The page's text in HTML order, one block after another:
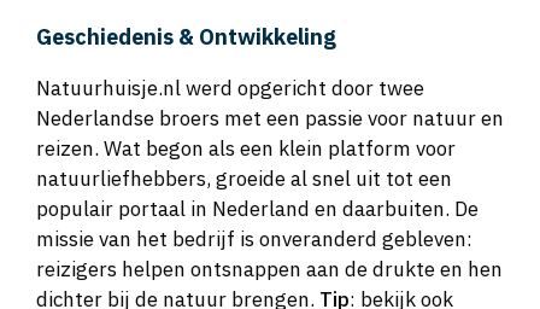
Geschiedenis & Ontwikkeling
Natuurhuisje.nl werd opgericht door twee
Nederlandse broers met een passie voor natuur en
reizen. Wat begon als een klein platform voor
natuurliefhebbers, groeide al snel uit tot een
populair portaal in Nederland en daarbuiten. De
missie van het bedrijf is onveranderd gebleven:
reizigers helpen ontsnappen aan de drukte en hen
dichter bij de natuur brengen. Tip: bekijk ook